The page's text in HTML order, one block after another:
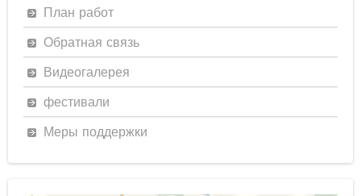
План работ
Обратная связь
Видеогалерея
фестивали
Меры поддержки